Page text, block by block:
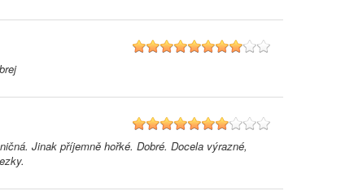
8
Jinak příjemně hořké. Dobré. Docela výrazné,
7